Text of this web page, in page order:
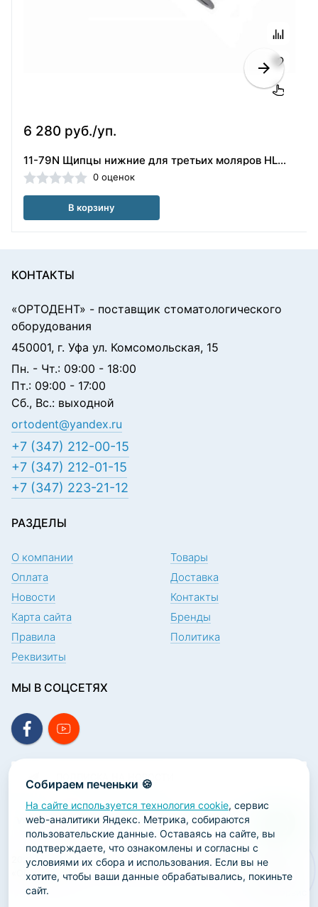
6 280 руб./уп.
11-79N Щипцы нижние для третьих моляров HLW (Германия)
0 оценок
В корзину
Собираем печеньки 🍪
На сайте используется технология cookie, сервис
web-аналитики Яндекс. Метрика, собираются
пользовательские данные. Оставаясь на сайте, вы
подтверждаете, что ознакомлены и согласны с
условиями их сбора и использования. Если вы не
хотите, чтобы ваши данные обрабатывались, покиньте
сайт.
КОНТАКТЫ
«ОРТОДЕНТ» - поставщик стоматологического
оборудования
450001, г. Уфа ул. Комсомольская, 15
Пн. - Чт.: 09:00 - 18:00
Пт.: 09:00 - 17:00
Сб., Вс.: выходной
ortodent@yandex.ru
+7 (347) 212-00-15
+7 (347) 212-01-15
+7 (347) 223-21-12
РАЗДЕЛЫ
О компании
Товары
Оплата
Доставка
Новости
Контакты
Карта сайта
Бренды
Правила
Политика
Реквизиты
МЫ В СОЦСЕТЯХ
ПОДПИСКА НА НОВОСТИ
2026 ООО «Научно-производственная лаборатория
«ОРТОДЕНТ»